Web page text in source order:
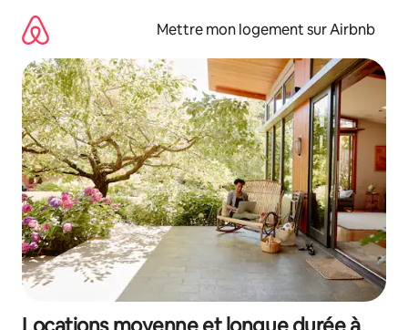
directement
contenu
Mettre mon logement sur Airbnb